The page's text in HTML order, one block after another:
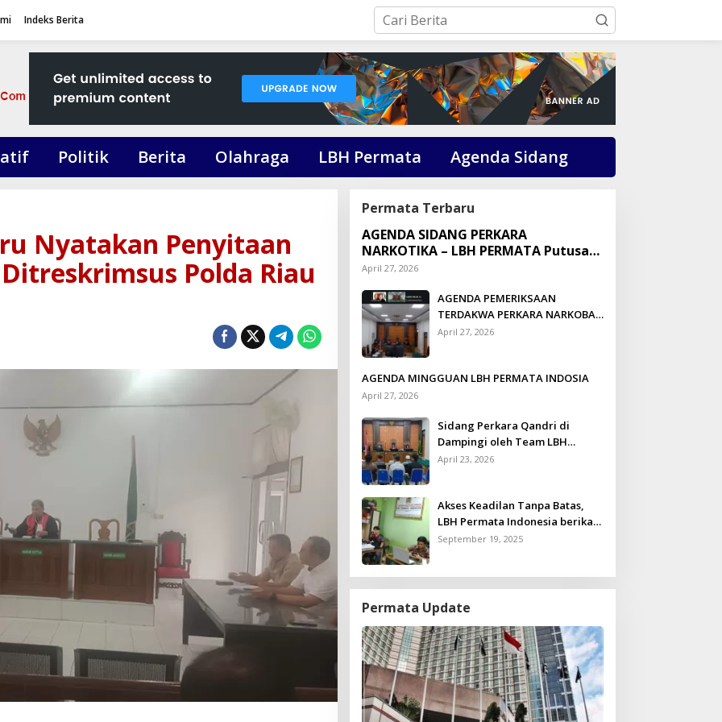
Indeks Berita
Politik Berita Olahraga LBH Permata Agenda Sidang
Nyatakan Penyitaan
Polda Riau
Permata Terbaru
AGENDA SIDANG PERKARA
NARKOTIKA – LBH PERMATA Putusan:
Dikson Simbolon Divonis 3 Tahun
April 27, 2026
AGENDA PEMERIKSAAN
TERDAKWA PERKARA NARKOBA
DI PENGADILAN TALUK
April 27, 2026
AGENDA MINGGUAN LBH PERMATA INDOSIA
April 27, 2026
Sidang Perkara Qandri di
Dampingi oleh Team LBH
Permata Indonesia
April 23, 2026
Akses Keadilan Tanpa Batas,
LBH Permata Indonesia berikan
Layanan Konsultasi Hukum
September 19, 2025
Permata Update